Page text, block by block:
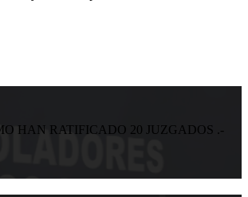
HAN RATIFICADO 20 JUZGADOS .-